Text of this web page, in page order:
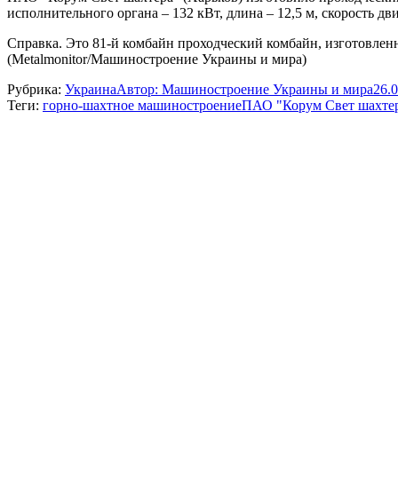
исполнительного органа – 132 кВт, длина – 12,5 м, скорость
Справка. Это 81-й комбайн проходческий комбайн,
(Metalmonitor/Машиностроение Украины и мира)
Рубрика: УкраинаАвтор: Машиностроение Украины и мира
Теги: горно-шахтное машиностроениеПАО "Корум Свет